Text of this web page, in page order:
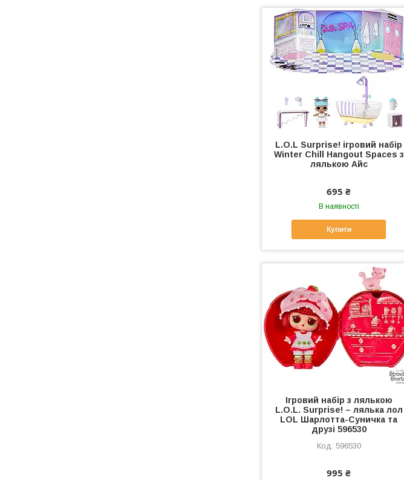
L.O.L Surprise! ігровий набір
Winter Chill Hangout Spaces з
лялькою Айс
695 ₴
В наявності
Купити
Ігровий набір з лялькою
L.O.L. Surprise! – лялька лол
LOL Шарлотта-Суничка та
друзі 596530
596530
995 ₴